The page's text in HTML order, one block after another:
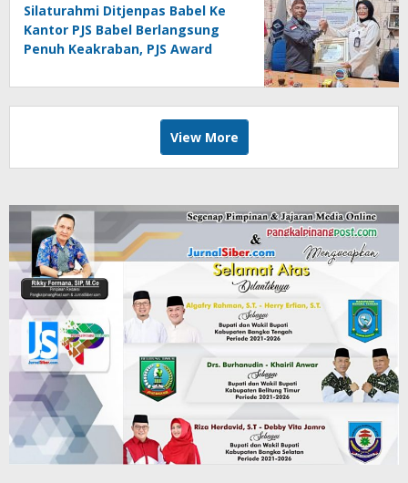
Silaturahmi Ditjenpas Babel Ke
Kantor PJS Babel Berlangsung
Penuh Keakraban, PJS Award
Agustina
View More